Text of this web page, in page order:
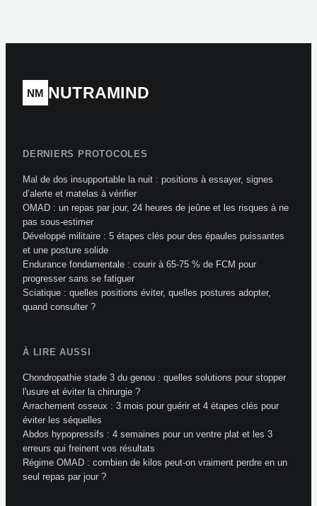
l’avis des kinés
stopper les
NM NUTRAMIND
DERNIERS PROTOCOLES
Mal de dos insupportable la nuit : positions à essayer, signes
d’alerte et matelas à vérifier
OMAD : un repas par jour, 24 heures de jeûne et les risques à ne
pas sous-estimer
Développé militaire : 5 étapes clés pour des épaules puissantes
et une posture solide
Endurance fondamentale : courir à 65-75 % de FCM pour
progresser sans se fatiguer
Sciatique : quelles positions éviter, quelles postures adopter,
quand consulter ?
À LIRE AUSSI
Chondropathie stade 3 du genou : quelles solutions pour stopper
l'usure et éviter la chirurgie ?
Arrachement osseux : 3 mois pour guérir et 4 étapes clés pour
éviter les séquelles
Abdos hypopressifs : 4 semaines pour un ventre plat et les 3
erreurs qui freinent vos résultats
Régime OMAD : combien de kilos peut-on vraiment perdre en un
seul repas par jour ?